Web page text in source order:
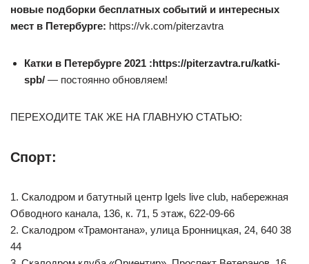
новые подборки бесплатных событий и интересных
мест в Петербурге: https://vk.com/piterzavtra
Катки в Петербурге 2021 :https://piterzavtra.ru/katki-
spb/ — постоянно обновляем!
ПЕРЕХОДИТЕ ТАК ЖЕ НА ГЛАВНУЮ СТАТЬЮ:
Спорт:
1. Скалодром и батутный центр Igels live club, набережная
Обводного канала, 136, к. 71, 5 этаж, 622-09-66
2. Скалодром «Трамонтана», улица Бронницкая, 24, 640 38
44